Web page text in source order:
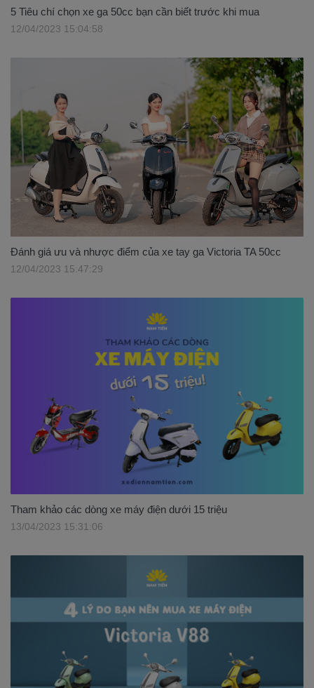
5 Tiêu chí chọn xe ga 50cc bạn cần biết trước khi mua
12/04/2023 15:04:58
Đánh giá ưu và nhược điểm của xe tay ga Victoria TA 50cc
12/04/2023 15:47:29
Tham khảo các dòng xe máy điện dưới 15 triệu
13/04/2023 15:31:06